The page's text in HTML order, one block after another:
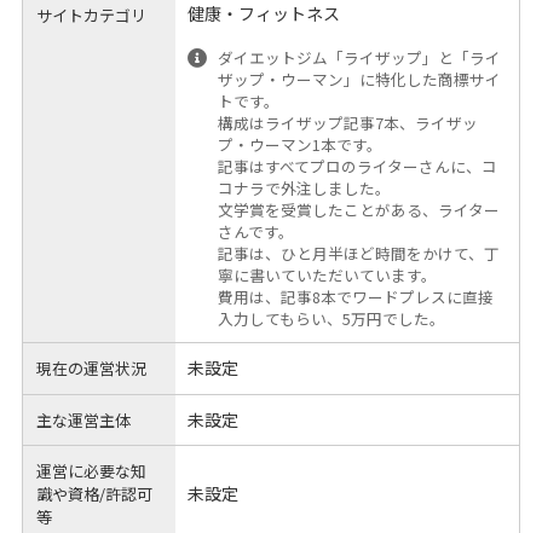
サイトカテゴリ 健康・フィットネス
ダイエットジム「ライザップ」と「ライ
ザップ・ウーマン」に特化した商標サイ
トです。
構成はライザップ記事7本、ライザッ
プ・ウーマン1本です。
記事はすべてプロのライターさんに、コ
コナラで外注しました。
文学賞を受賞したことがある、ライター
さんです。
記事は、ひと月半ほど時間をかけて、丁
寧に書いていただいています。
費用は、記事8本でワードプレスに直接
入力してもらい、5万円でした。
現在の運営状況 未設定
主な運営主体 未設定
運営に必要な知
識や資格/許認可
等
未設定